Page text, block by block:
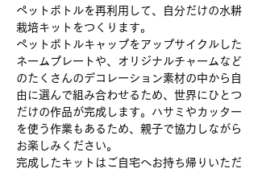
ペットボトルを再利用して、自分だけの水耕
栽培キットをつくります。
ペットボトルキャップをアップサイクルした
ネームプレートや、オリジナルチャームなど
のたくさんのデコレーション素材の中から自
由に選んで組み合わせるため、世界にひとつ
だけの作品が完成します。ハサミやカッター
を使う作業もあるため、親子で協力しながら
お楽しみください。
完成したキットはご自宅へお持ち帰りいただ